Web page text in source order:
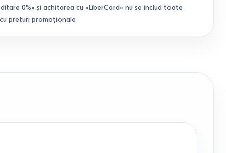
0%» și achitarea cu «LiberCard» nu se includ toate
prețuri promoționale